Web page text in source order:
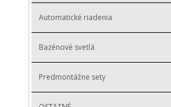
Automatické riadenia
Bazénové svetlá
Predmontážne sety